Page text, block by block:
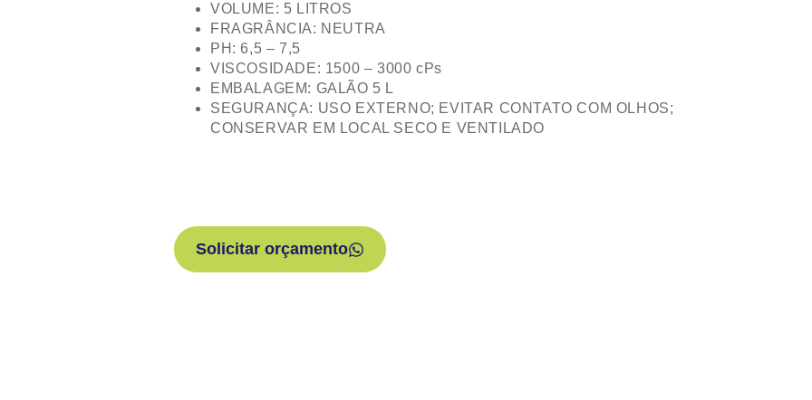
VOLUME: 5 LITROS
FRAGRÂNCIA: NEUTRA
PH: 6,5 – 7,5
VISCOSIDADE: 1500 – 3000 cPs
EMBALAGEM: GALÃO 5 L
SEGURANÇA: USO EXTERNO; EVITAR CONTATO COM OLHOS;
CONSERVAR EM LOCAL SECO E VENTILADO
Solicitar orçamento